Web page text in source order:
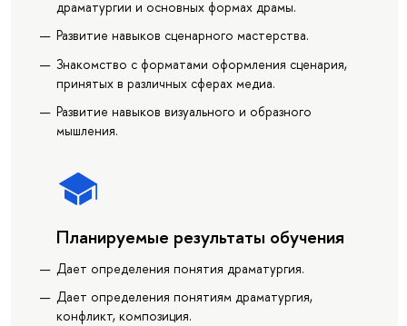
драматургии и основных формах драмы.
Развитие навыков сценарного мастерства.
Знакомство с форматами оформления сценария,
принятых в различных сферах медиа.
Развитие навыков визуального и образного
мышления.
Планируемые результаты обучения
Дает определения понятия драматургия.
Дает определения понятиям драматургия,
конфликт, композиция.